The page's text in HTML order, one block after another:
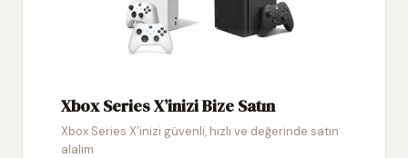
Xbox Series X’inizi Bize Satın
Xbox Series X’inizi güvenli, hızlı ve değerinde satın
alalım